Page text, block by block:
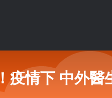
疫情下 中外醫